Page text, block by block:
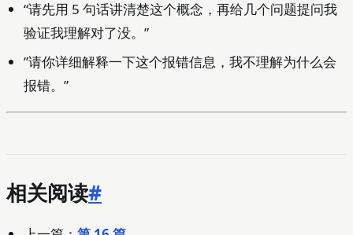
“请先用 5 句话讲清楚这个概念，再给几个问题提问我
验证我理解对了没。”
”请你详细解释一下这个报错信息，我不理解为什么会
报错。”
相关阅读#